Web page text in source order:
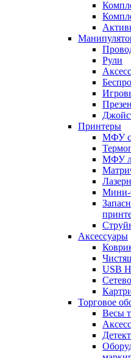
Рули
Принтеры
МФУ
МФУ
Мини-
Аксессуары
USB
Торговое
Весы